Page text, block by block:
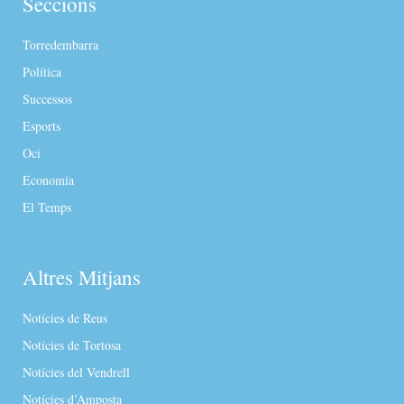
Torredembarra
Política
Successos
Esports
Oci
Economia
El Temps
Altres Mitjans
Notícies de Reus
Notícies de Tortosa
Notícies del Vendrell
Notícies d’Amposta